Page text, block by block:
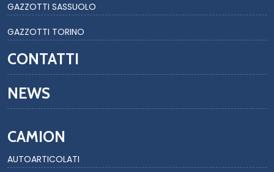
GAZZOTTI SASSUOLO
GAZZOTTI TORINO
CONTATTI
NEWS
CAMION
AUTOARTICOLATI